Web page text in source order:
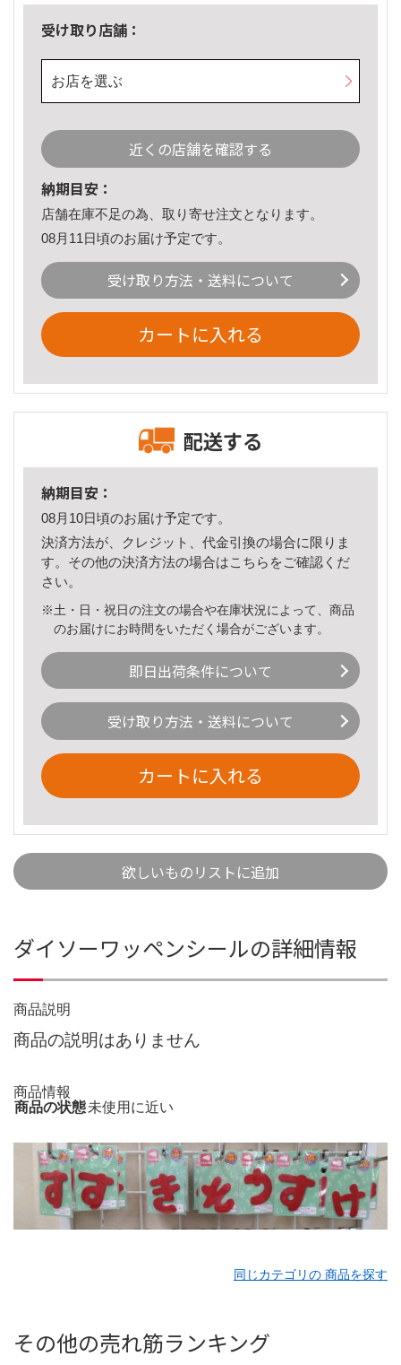
受け取り店舗：
お店を選ぶ
近くの店舗を確認する
納期目安：
店舗在庫不足の為、取り寄せ注文となります。
08月11日頃のお届け予定です。
受け取り方法・送料について
カートに入れる
配送する
納期目安：
08月10日頃のお届け予定です。
決済方法が、クレジット、代金引換の場合に限りま
す。その他の決済方法の場合はこちら をご確認くだ
さい。
※土・日・祝日の注文の場合や在庫状況によって、商品
のお届けにお時間をいただく場合がございます。
即日出荷条件について
受け取り方法・送料について
カートに入れる
欲しいものリストに追加
ダイソーワッペンシールの詳細情報
商品説明
商品の説明はありません
商品情報
商品の状態未使用に近い
同じカテゴリの 商品を探す
その他の売れ筋ランキング